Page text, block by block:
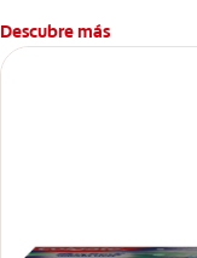
Descubre más